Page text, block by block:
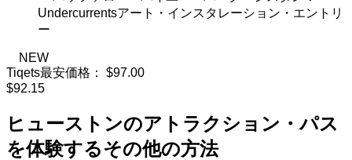
Undercurrentsアート・インスタレーション・エントリ
ー
NEW
Tiqets最安価格：
$97.00
$92.15
ヒューストンのアトラクション・パス
を体験するその他の方法